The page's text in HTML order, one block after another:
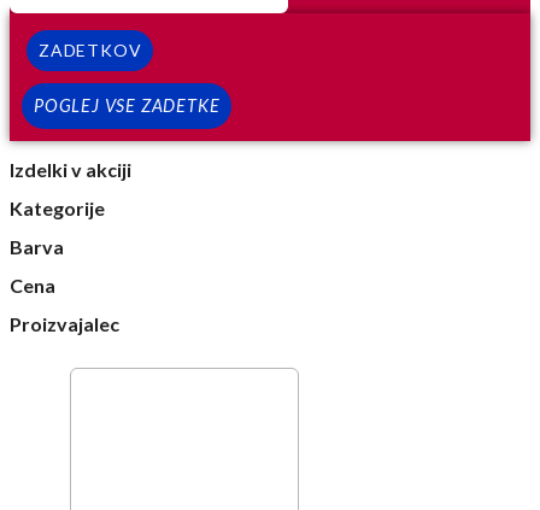
ZADETKOV
POGLEJ VSE ZADETKE
Izdelki v akciji
Kategorije
Barva
Cena
Proizvajalec